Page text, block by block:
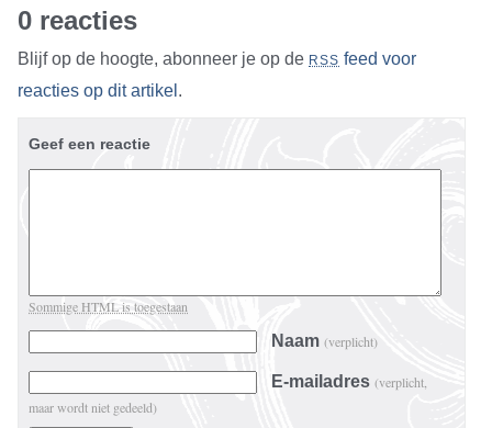
0 reacties
Blijf op de hoogte, abonneer je op de RSS feed voor
reacties op dit artikel .
Geef een reactie
Sommige HTML is toegestaan
Naam (verplicht)
E-mailadres (verplicht,
maar wordt niet gedeeld)